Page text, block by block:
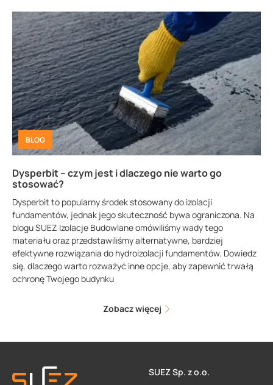
BLOG
Dysperbit – czym jest i dlaczego nie warto go
stosować?
Dysperbit to popularny środek stosowany do izolacji
fundamentów, jednak jego skuteczność bywa ograniczona. Na
blogu SUEZ Izolacje Budowlane omówiliśmy wady tego
materiału oraz przedstawiliśmy alternatywne, bardziej
efektywne rozwiązania do hydroizolacji fundamentów. Dowiedz
się, dlaczego warto rozważyć inne opcje, aby zapewnić trwałą
ochronę Twojego budynku
Zobacz więcej
SUEZ Sp. z o.o.